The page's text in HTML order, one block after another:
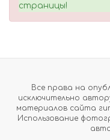
страницы!
Все права на
исключительно
материалов сайта
Использование